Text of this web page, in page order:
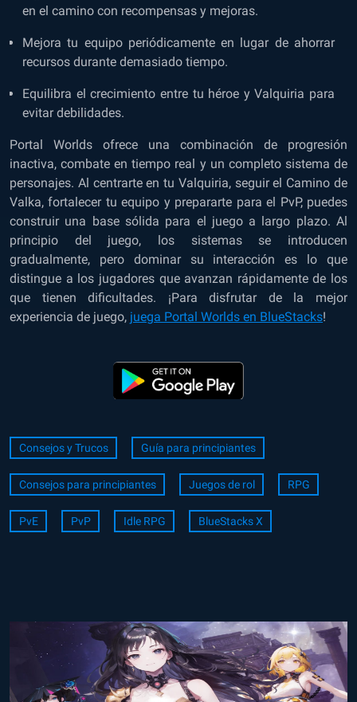
en el camino con recompensas y mejoras.
Mejora tu equipo periódicamente en lugar de ahorrar
recursos durante demasiado tiempo.
Equilibra el crecimiento entre tu héroe y Valquiria para
evitar debilidades.
Portal Worlds ofrece una combinación de progresión
inactiva, combate en tiempo real y un completo sistema de
personajes. Al centrarte en tu Valquiria, seguir el Camino de
Valka, fortalecer tu equipo y prepararte para el PvP, puedes
construir una base sólida para el juego a largo plazo. Al
principio del juego, los sistemas se introducen
gradualmente, pero dominar su interacción es lo que
distingue a los jugadores que avanzan rápidamente de los
que tienen dificultades. ¡Para disfrutar de la mejor
experiencia de juego, juega Portal Worlds en BlueStacks!
Consejos y Trucos Guía para principiantes
Consejos para principiantes Juegos de rol RPG
PvE PvP Idle RPG BlueStacks X